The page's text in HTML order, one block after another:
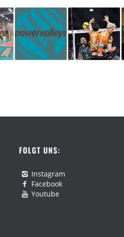
FOLGT UNS:
Instagram
Facebook
Youtube